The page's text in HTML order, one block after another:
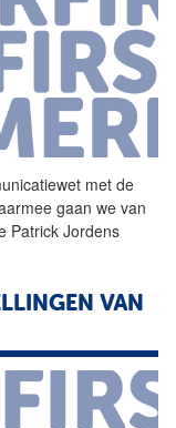
met de
gaan we van
Patrick Jordens
VAN